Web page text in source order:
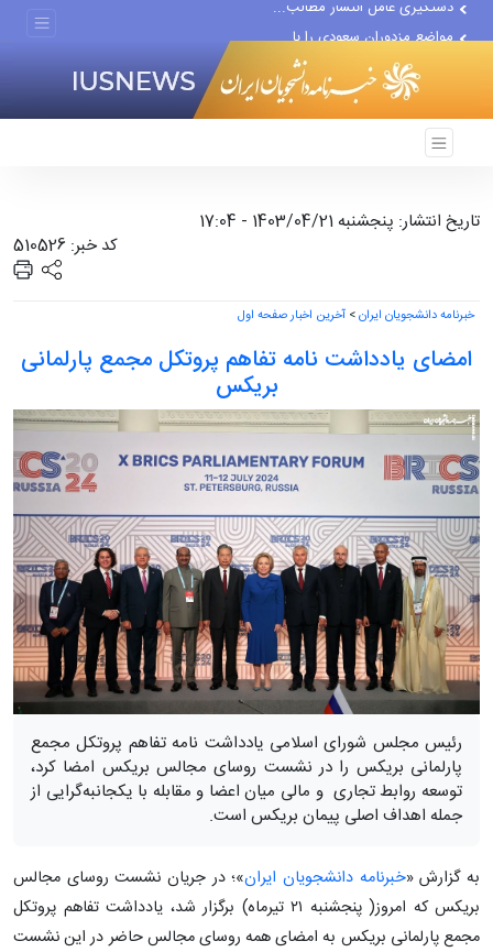
مواضع مزدوران سعودی را با...
ضربه مغزی بیش از ۷۰۰ نظامی...
تاریخ انتشار: پنجشنبه 1403/04/21 - 17:04
کد خبر: 510526
خبرنامه دانشجویان ایران> آخرین اخبار صفحه اول
امضای یادداشت نامه تفاهم پروتکل مجمع پارلمانی
بریکس
رئیس مجلس شورای اسلامی یادداشت نامه تفاهم پروتکل مجمع
پارلمانی بریکس را در نشست روسای مجالس بریکس امضا کرد،
توسعه روابط تجاری ‌ و مالی میان اعضا و مقابله با یکجانبه‌گرایی از
جمله اهداف اصلی پیمان بریکس است.
به گزارش «خبرنامه دانشجویان ایران»؛ در جریان نشست روسای مجالس
بریکس که امروز( پنجشنبه ۲۱ تیرماه) برگزار شد، یادداشت‌ تفاهم پروتکل
مجمع پارلمانی بریکس به امضای همه روسای مجالس حاضر در این نشست